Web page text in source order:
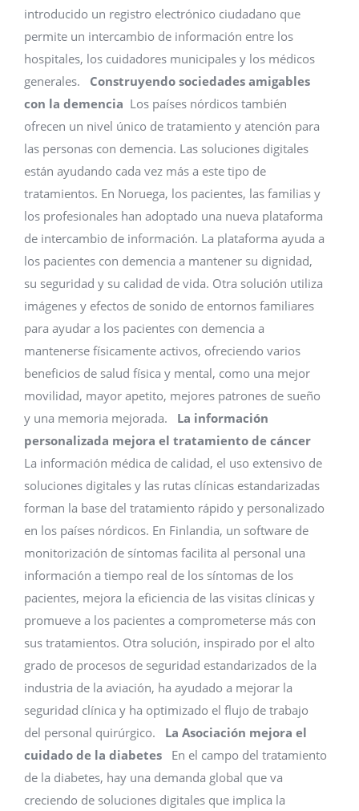
introducido un registro electrónico ciudadano que
permite un intercambio de información entre los
hospitales, los cuidadores municipales y los médicos
generales. Construyendo sociedades amigables
con la demencia Los países nórdicos también
ofrecen un nivel único de tratamiento y atención para
las personas con demencia. Las soluciones digitales
están ayudando cada vez más a este tipo de
tratamientos. En Noruega, los pacientes, las familias y
los profesionales han adoptado una nueva plataforma
de intercambio de información. La plataforma ayuda a
los pacientes con demencia a mantener su dignidad,
su seguridad y su calidad de vida. Otra solución utiliza
imágenes y efectos de sonido de entornos familiares
para ayudar a los pacientes con demencia a
mantenerse físicamente activos, ofreciendo varios
beneficios de salud física y mental, como una mejor
movilidad, mayor apetito, mejores patrones de sueño
y una memoria mejorada. La información
personalizada mejora el tratamiento de cáncer
La información médica de calidad, el uso extensivo de
soluciones digitales y las rutas clínicas estandarizadas
forman la base del tratamiento rápido y personalizado
en los países nórdicos. En Finlandia, un software de
monitorización de síntomas facilita al personal una
información a tiempo real de los síntomas de los
pacientes, mejora la eficiencia de las visitas clínicas y
promueve a los pacientes a comprometerse más con
sus tratamientos. Otra solución, inspirado por el alto
grado de procesos de seguridad estandarizados de la
industria de la aviación, ha ayudado a mejorar la
seguridad clínica y ha optimizado el flujo de trabajo
del personal quirúrgico. La Asociación mejora el
cuidado de la diabetes
En el campo del tratamiento
de la diabetes, hay una demanda global que va
creciendo de soluciones digitales que implica la